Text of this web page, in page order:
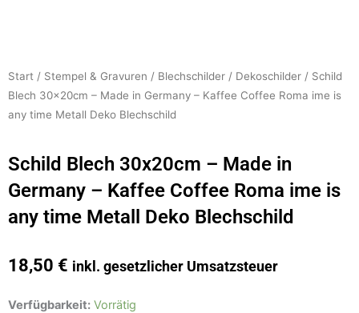
Start / Stempel & Gravuren / Blechschilder / Dekoschilder / Schild
Blech 30x20cm – Made in Germany – Kaffee Coffee Roma ime is
any time Metall Deko Blechschild
Schild Blech 30x20cm – Made in
Germany – Kaffee Coffee Roma ime is
any time Metall Deko Blechschild
18,50 € inkl. gesetzlicher Umsatzsteuer
Verfügbarkeit: Vorrätig
Schild